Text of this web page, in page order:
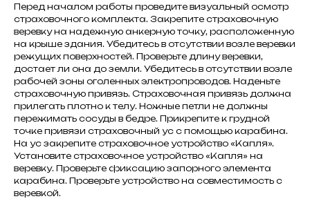
Перед началом работы проведите визуальный осмотр
страховочного комплекта. Закрепите страховочную
веревку на надежную анкерную точку, расположенную
на крыше здания. Убедитесь в отсутствии возле веревки
режущих поверхностей. Проверьте длину веревки,
достает ли она до земли. Убедитесь в отсутствии возле
рабочей зоны оголенных электропроводов. Наденьте
страховочную привязь. Страховочная привязь должна
прилегать плотно к телу. Ножные петли не должны
пережимать сосуды в бедре. Прикрепите к грудной
точке привязи страховочный ус с помощью карабина.
На ус закрепите страховочное устройство «Капля».
Установите cтраховочное устройство «Капля» на
веревку. Проверьте фиксацию запорного элемента
карабина. Проверьте устройство на совместимость с
веревкой.